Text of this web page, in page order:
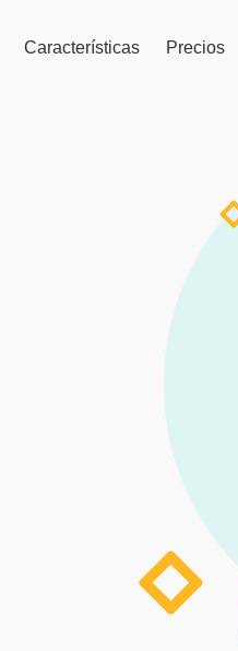
Características Precios